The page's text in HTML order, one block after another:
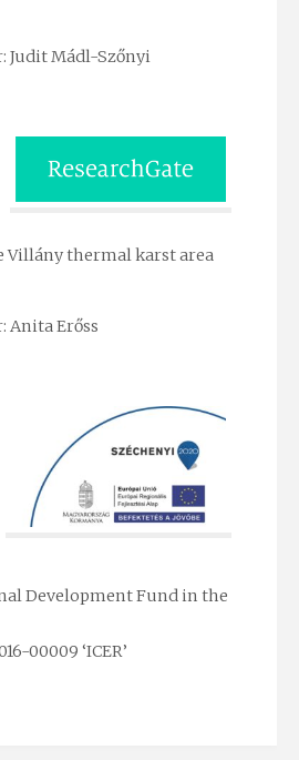
Judit Mádl-Szőnyi
Villány thermal karst area
Anita Erőss
Development Fund in the
00009 ‘ICER’